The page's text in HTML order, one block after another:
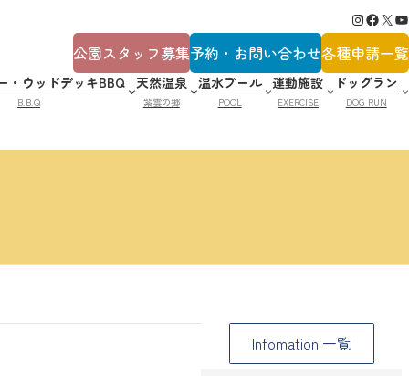
Instagram Facebook X YouTube
公園スタッフ募集予約・お問い合わせ各種申請一覧
・ウッドデッキBBQ
B.B.Q
天然温泉
紫雲の郷
温水プール
POOL
運動施設
EXERCISE
ドッグラン
DOG RUN
Infomation 一覧